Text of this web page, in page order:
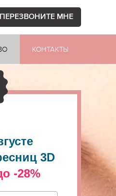
ПЕРЕЗВОНИТЕ МНЕ
КОНТАКТЫ
3D
-28%